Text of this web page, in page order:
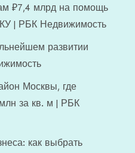
₽7,4 млрд на помощь
| РБК Недвижимость
развитии
Москвы, где
за кв. м | РБК
как выбрать